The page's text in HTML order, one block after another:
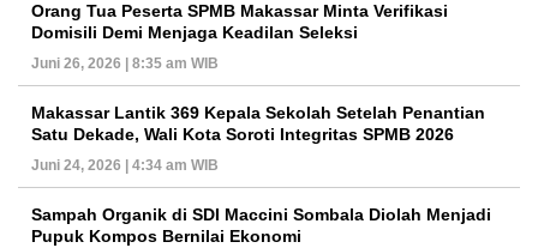
Orang Tua Peserta SPMB Makassar Minta Verifikasi
Domisili Demi Menjaga Keadilan Seleksi
Juni 26, 2026 | 8:35 am WIB
Makassar Lantik 369 Kepala Sekolah Setelah Penantian
Satu Dekade, Wali Kota Soroti Integritas SPMB 2026
Juni 24, 2026 | 4:34 am WIB
Sampah Organik di SDI Maccini Sombala Diolah Menjadi
Pupuk Kompos Bernilai Ekonomi